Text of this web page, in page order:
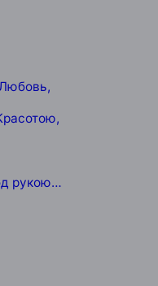
рукою…